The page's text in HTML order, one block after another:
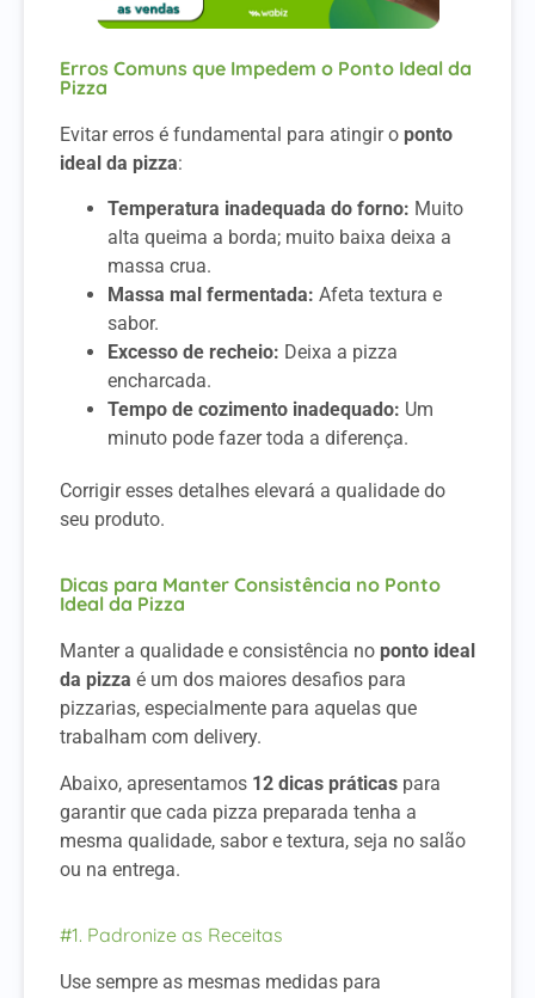
Erros Comuns que Impedem o Ponto Ideal da
Pizza
Evitar erros é fundamental para atingir o ponto
ideal da pizza:
Temperatura inadequada do forno: Muito
alta queima a borda; muito baixa deixa a
massa crua.
Massa mal fermentada: Afeta textura e
sabor.
Excesso de recheio: Deixa a pizza
encharcada.
Tempo de cozimento inadequado: Um
minuto pode fazer toda a diferença.
Corrigir esses detalhes elevará a qualidade do
seu produto.
Dicas para Manter Consistência no Ponto
Ideal da Pizza
Manter a qualidade e consistência no ponto ideal
da pizza é um dos maiores desafios para
pizzarias, especialmente para aquelas que
trabalham com delivery.
Abaixo, apresentamos 12 dicas práticas para
garantir que cada pizza preparada tenha a
mesma qualidade, sabor e textura, seja no salão
ou na entrega.
#1. Padronize as Receitas
Use sempre as mesmas medidas para